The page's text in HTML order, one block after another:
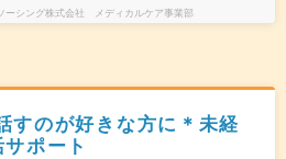
ーシング株式会社 メディカルケア事業部
すのが好きな方に＊未経
ポート